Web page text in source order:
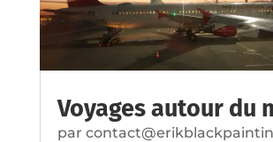
Voyages autour du
par